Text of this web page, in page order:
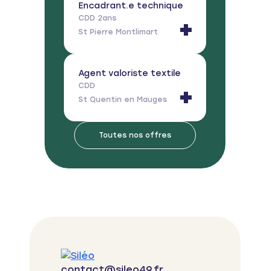
CDD 2ans
St Pierre Montlimart
Encadrant.e technique
CDD
St Quentin en Mauges
Agent valoriste textile
Toutes nos offres